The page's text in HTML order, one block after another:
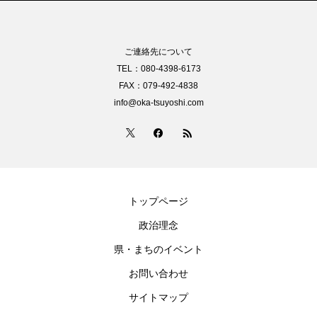
ご連絡先について
TEL：080-4398-6173
FAX：079-492-4838
info@oka-tsuyoshi.com
トップページ
政治理念
県・まちのイベント
お問い合わせ
サイトマップ